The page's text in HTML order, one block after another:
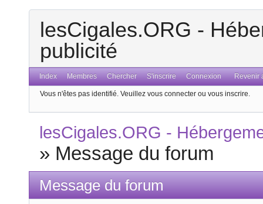
lesCigales.ORG -
publicité
Index Membres Chercher S'inscrire Connexion Revenir
Vous n'êtes pas identifié. Veuillez vous connecter ou vous inscrire.
lesCigales.ORG -
» Message du forum
Message du forum